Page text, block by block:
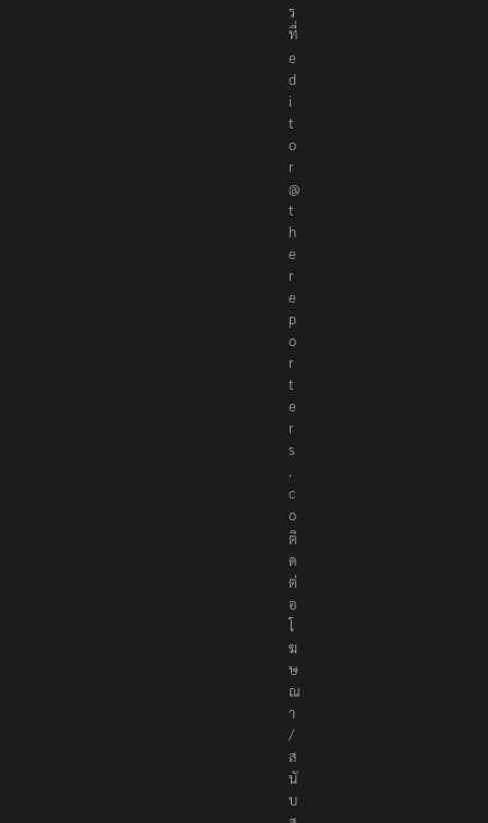
ร
ที่
e
d
i
t
o
r
@
t
h
e
r
e
p
o
r
t
e
r
s
.
c
o
ติ
ด
ต่
อ
โ
ฆ
ษ
ณ
า
/
ส
นั
บ